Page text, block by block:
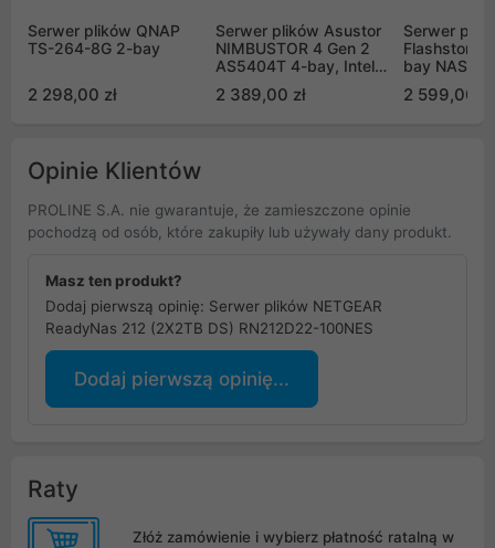
Serwer plików QNAP
TS-264-8G 2-bay
2 298,00 zł
Serwer plików Asustor
NIMBUSTOR 4 Gen 2
AS5404T 4-bay, Intel
Core 2.0GHz, 4GB RAM
2 389,00 zł
Serwer
Flashstor 6
bay NAS,
Ports, 8GB
2 599,00 zł
Opinie Klientów
PROLINE S.A. nie gwarantuje, że zamieszczone opinie
pochodzą od osób, które zakupiły lub używały dany produkt.
Masz ten produkt?
Dodaj pierwszą opinię: Serwer plików NETGEAR
ReadyNas 212 (2X2TB DS) RN212D22-100NES
Dodaj pierwszą opinię...
Raty
Złóż zamówienie i wybierz płatność ratalną w